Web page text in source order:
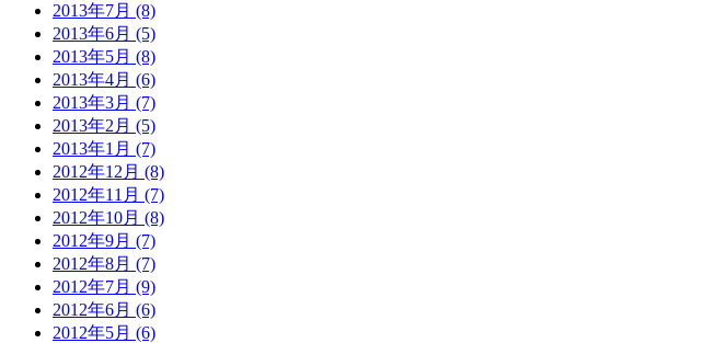
2013年7月 (8)
2013年6月 (5)
2013年5月 (8)
2013年4月 (6)
2013年3月 (7)
2013年2月 (5)
2013年1月 (7)
2012年12月 (8)
2012年11月 (7)
2012年10月 (8)
2012年9月 (7)
2012年8月 (7)
2012年7月 (9)
2012年6月 (6)
2012年5月 (6)